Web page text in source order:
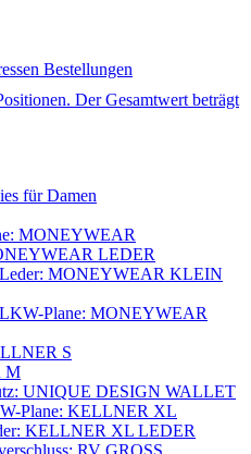
Bestellungen
Der Gesamtwert beträgt
für Damen
MONEYWEAR
LEDER
Leder: MONEYWEAR KLEIN
LKW-Plane: MONEYWEAR
S
M
UNIQUE DESIGN WALLET
Plane: KELLNER XL
KELLNER XL LEDER
RV GROSS